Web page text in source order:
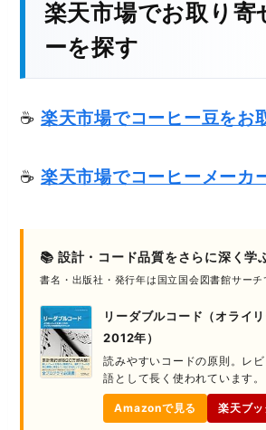
楽天市場でお取り寄
ーを探す
☕ 楽天市場でコーヒー豆をお
☕ 楽天市場でコーヒーメーカ
📚 設計・コード品質をさらに深く学
書名・出版社・発行年は国立国会図書館サー
リーダブルコード（オライ
2012年）
読みやすいコードの原則。レ
語として長く使われています。
Amazonで見る 楽天ブ